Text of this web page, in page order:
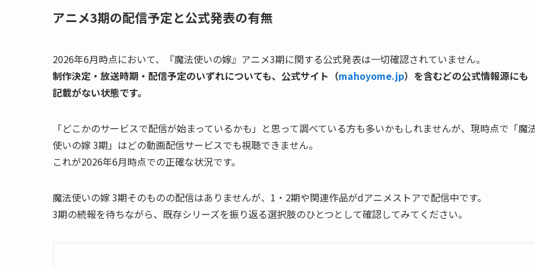
アニメ3期の配信予定と公式発表の有無
2026年6月時点において、『魔法使いの嫁』アニメ3期に関する公式発表は一切確認されていません。
制作決定・放送時期・配信予定のいずれについても、公式サイト（mahoyome.jp）を含むどの公式情報源にも
記載がない状態です。
「どこかのサービスで配信が始まっているかも」と思って調べている方も多いかもしれませんが、現時点で「魔
使いの嫁 3期」はどの動画配信サービスでも視聴できません。
これが2026年6月時点での正確な状況です。
魔法使いの嫁 3期そのものの配信はありませんが、1・2期や関連作品がdアニメストアで配信中です。
3期の続報を待ちながら、既存シリーズを振り返る選択肢のひとつとして確認してみてください。